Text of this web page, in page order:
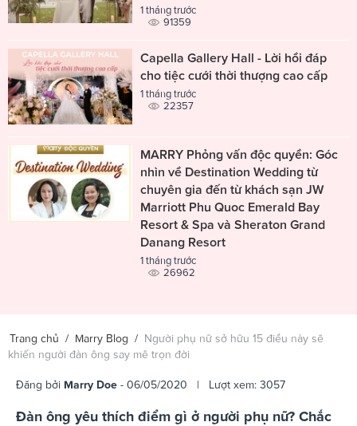
1 tháng trước
91359
Capella Gallery Hall - Lời hồi đáp
cho tiệc cưới thời thượng cao cấp
1 tháng trước
22357
MARRY Phỏng vấn độc quyền: Góc
nhìn về Destination Wedding từ
chuyên gia đến từ khách sạn JW
Marriott Phu Quoc Emerald Bay
Resort & Spa và Sheraton Grand
Danang Resort
1 tháng trước
26962
Trang chủ / Marry Blog / Người phụ nữ sở hữu 15 điều này sẽ
khiến người đàn ông say mê trọn đời
Đăng bởi Marry Doe - 06/05/2020 | Lượt xem: 3057
Đàn ông yêu thích điểm gì ở người phụ nữ? Chắc